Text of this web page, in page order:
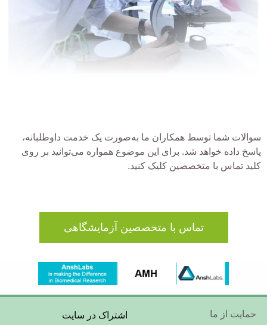
سوالات شما توسط همکاران ما به‌صورت یک خدمت داوطلبانه،
پاسخ داده خواهد شد. برای این موضوع همواره می‌توانید بر روی
کلید تماس با متخصصین کلیک کنید.
تماس با متخصصین آزمایشگاهی
Footer
اشتراک در سایت حمایت از ما